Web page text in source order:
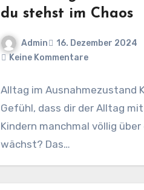
du stehst im Chaos
Admin
16. Dezember 2024
Keine Kommentare
Alltag im Ausnahmezustand
Gefühl, dass dir der Alltag
Kindern manchmal völlig über
wächst? Das…